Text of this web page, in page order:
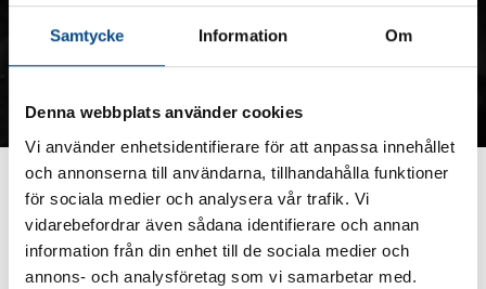
Samtycke Information Om
Denna webbplats använder cookies
Vi använder enhetsidentifierare för att anpassa innehållet
och annonserna till användarna, tillhandahålla funktioner
för sociala medier och analysera vår trafik. Vi
vidarebefordrar även sådana identifierare och annan
information från din enhet till de sociala medier och
annons- och analysföretag som vi samarbetar med.
Lackförsegling
Nybilskänslan kan förlängas ytterligare med lackförsegling där
lacken hålls fräsch och skinande ren. En lackförsegling ger ett